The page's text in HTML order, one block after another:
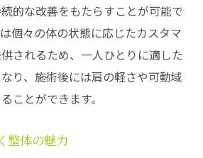
的な改善をもたらすことが可能で
個々の体の状態に応じたカスタマ
されるため、一人ひとりに適した
り、施術後には肩の軽さや可動域
ことができます。
整体の魅力